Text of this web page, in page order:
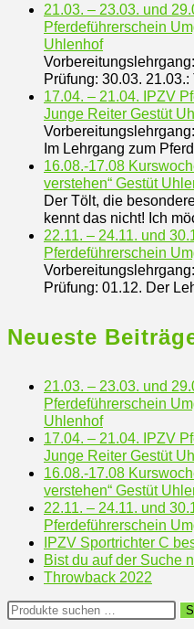
Umgang
21.03. – 23.03. und
Pferdeführerschein
Uhlenhof
Prüfung: 30.03.
17.04. – 21.04. IPZV
Junge Reiter Gestüt
Im Lehrgang zum
16.08.-17.08
verstehen“ Gestüt
Der Tölt, die
kennt das nicht! Ich
22.11. – 24.11. und
Pferdeführerschein
Prüfung: 01.12. Der
Neueste
21.03. – 23.03. und
Pferdeführerschein
Uhlenhof
17.04. – 21.04. IPZV
Junge Reiter Gestüt
16.08.-17.08
verstehen“ Gestüt
22.11. – 24.11. und
Pferdeführerschein
IPZV Sportrichter C
Bist du auf der Suche
Throwback 2022
Suchen